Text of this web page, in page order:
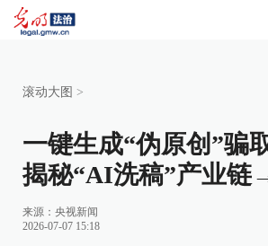
滚动大图 >
一键生成“伪原创”骗
揭秘“AI洗稿”产业链
来源： 央视新闻
2026-07-07 15:18